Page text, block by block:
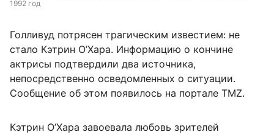
1992 год
Голливуд потрясен трагическим известием: не
стало Кэтрин О’Хара. Информацию о кончине
актрисы подтвердили два источника,
непосредственно осведомленных о ситуации.
Сообщение об этом появилось на портале TMZ.
Кэтрин О’Хара завоевала любовь зрителей